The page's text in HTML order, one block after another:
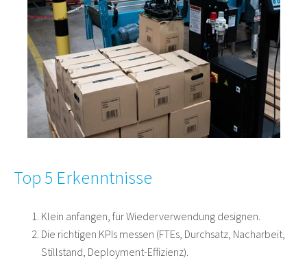
Top 5 Erkenntnisse
Klein anfangen, für Wiederverwendung designen.
Die richtigen KPIs messen (FTEs, Durchsatz, Nacharbeit,
Stillstand, Deployment-Effizienz).